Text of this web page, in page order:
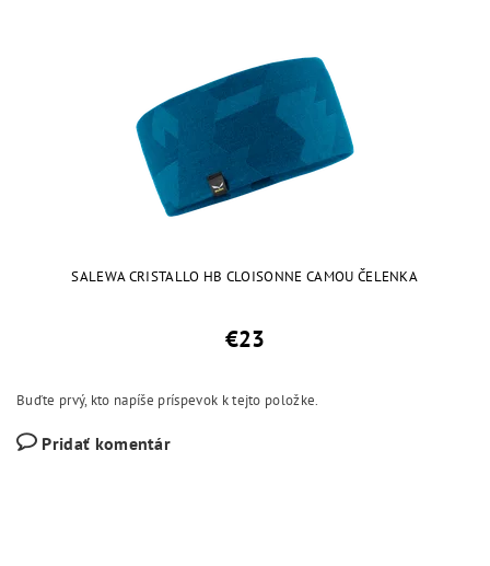
SALEWA CRISTALLO HB CLOISONNE CAMOU ČELENKA
€23
Buďte prvý, kto napíše príspevok k tejto položke.
Pridať komentár